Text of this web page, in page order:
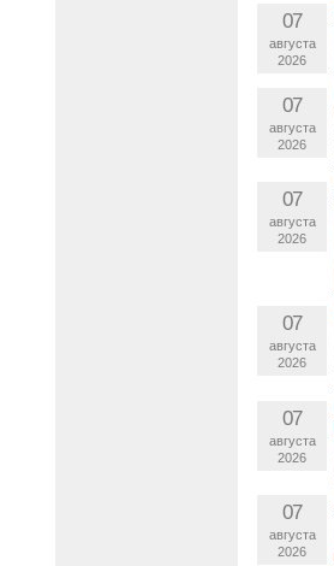
07
августа
2026
07
августа
2026
07
августа
2026
07
августа
2026
07
августа
2026
07
августа
2026